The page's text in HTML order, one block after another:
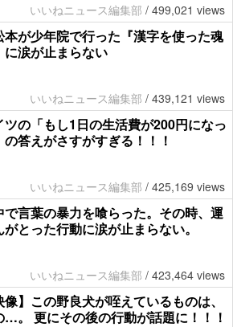
いいねニュース編集部 / 499,021 views
本が少年院で行った『漢字を使った魂
に涙が止まらない
いいねニュース編集部 / 439,121 views
ツの「もし1日の生活費が200円になっ
の答えがさすがすぎる！！！
いいねニュース編集部 / 425,169 views
で言葉の暴力を喰らった。その時、運
とった行動に涙が止まらない。
いいねニュース編集部 / 423,464 views
像】この野良犬が咥えているものは、
…。 更にその後の行動が話題に！！！